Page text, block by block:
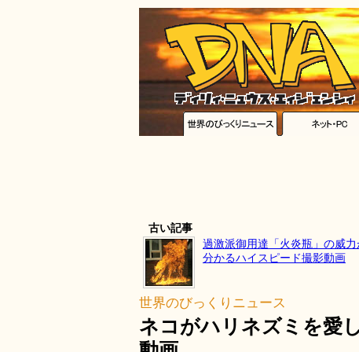
古い記事
過激派御用達「火炎瓶」の威力
分かるハイスピード撮影動画
世界のびっくりニュース
ネコがハリネズミを愛